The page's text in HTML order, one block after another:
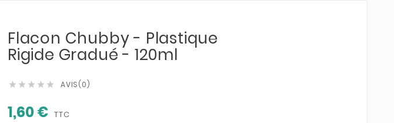
Flacon Chubby - Plastique
Rigide Gradué - 120ml
     AVIS(0)
1,60 € TTC